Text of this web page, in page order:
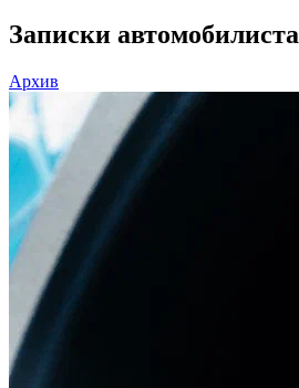
Записки автомобилиста
Архив